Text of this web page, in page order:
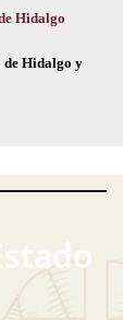
Hidalgo
Hidalgo y